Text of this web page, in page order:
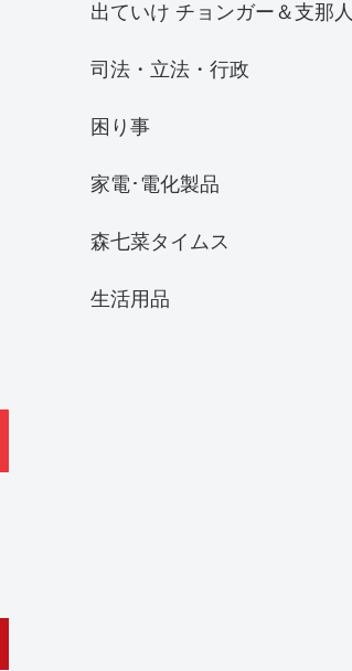
出ていけ チョンガー＆支那人
司法・立法・行政
困り事
家電･電化製品
森七菜タイムス
生活用品